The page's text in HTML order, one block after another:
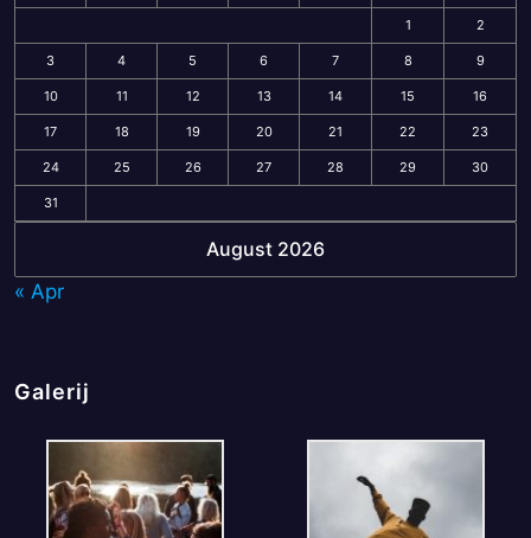
August 2026
1 2
3 4 5 6 7 8 9
10 11 12 13 14 15 16
17 18 19 20 21 22 23
24 25 26 27 28 29 30
31
« Apr
Galerij